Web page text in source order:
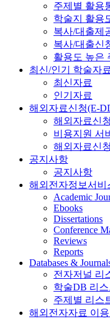
주제별 활용
학술지 활용
복사/대출제
복사/대출신
활용도 높은
최신/인기 학술자료
최신자료
인기자료
해외자료신청(E-
해외자료신
비용지원 서
해외자료신
공지사항
공지사항
해외전자정보서비
Academic
Ebooks
Dissertations
Conference
Reviews
Reports
Databases &
전자저널 리
학술DB 리스
주제별 리스
해외전자자료 이용